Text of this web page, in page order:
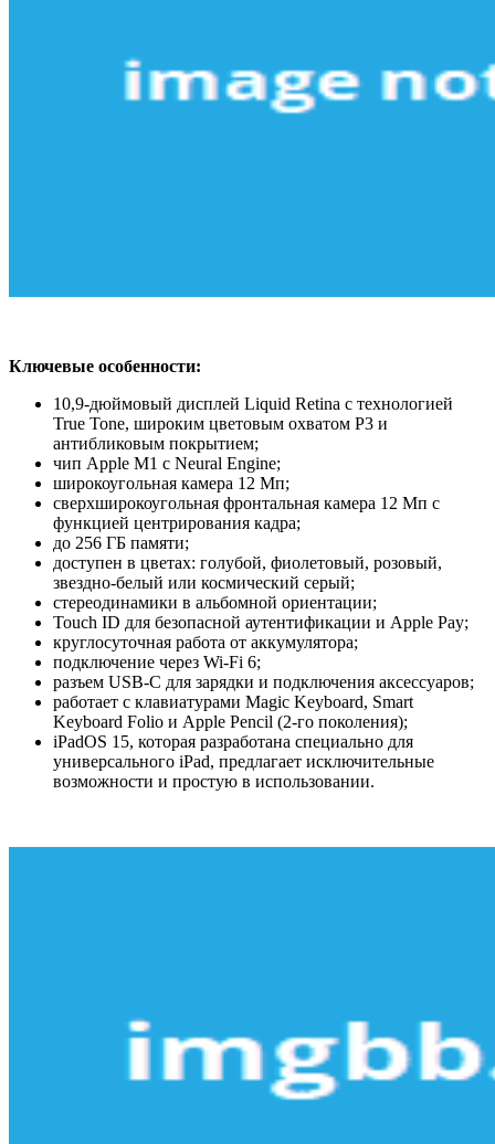
Ключевые особенности:
10,9-дюймовый дисплей Liquid Retina с технологией
True Tone, широким цветовым охватом P3 и
антибликовым покрытием;
чип Apple M1 с Neural Engine;
широкоугольная камера 12 Мп;
сверхширокоугольная фронтальная камера 12 Мп с
функцией центрирования кадра;
до 256 ГБ памяти;
доступен в цветах: голубой, фиолетовый, розовый,
звездно-белый или космический серый;
стереодинамики в альбомной ориентации;
Touch ID для безопасной аутентификации и Apple Pay;
круглосуточная работа от аккумулятора;
подключение через Wi-Fi 6;
разъем USB-C для зарядки и подключения аксессуаров;
работает с клавиатурами Magic Keyboard, Smart
Keyboard Folio и Apple Pencil (2-го поколения);
iPadOS 15, которая разработана специально для
универсального iPad, предлагает исключительные
возможности и простую в использовании.